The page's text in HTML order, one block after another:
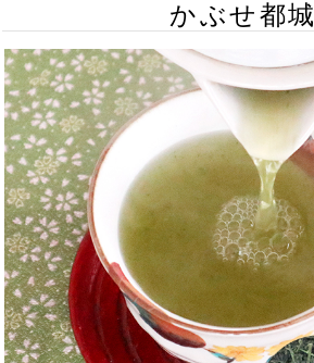
かぶせ都城